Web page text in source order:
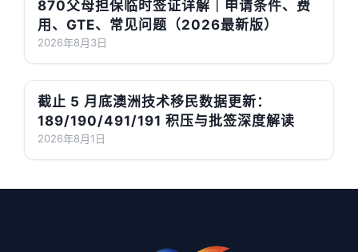
870父母担保临时签证详解｜申请条件、费
用、GTE、常见问题（2026最新版）
2026年8月3日
截止 5 月底澳洲技术移民数据更新：
189/190/491/191 积压与批签深度解读
2026年8月1日